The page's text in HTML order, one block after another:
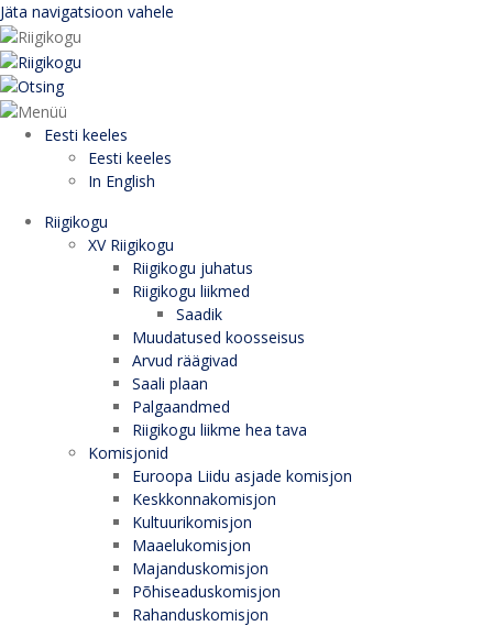
Jäta navigatsioon vahele
Eesti keeles
Eesti keeles
In English
Riigikogu
XV Riigikogu
Riigikogu juhatus
Riigikogu liikmed
Saadik
Muudatused koosseisus
Arvud räägivad
Saali plaan
Palgaandmed
Riigikogu liikme hea tava
Komisjonid
Euroopa Liidu asjade komisjon
Keskkonnakomisjon
Kultuurikomisjon
Maaelukomisjon
Majanduskomisjon
Põhiseaduskomisjon
Rahanduskomisjon